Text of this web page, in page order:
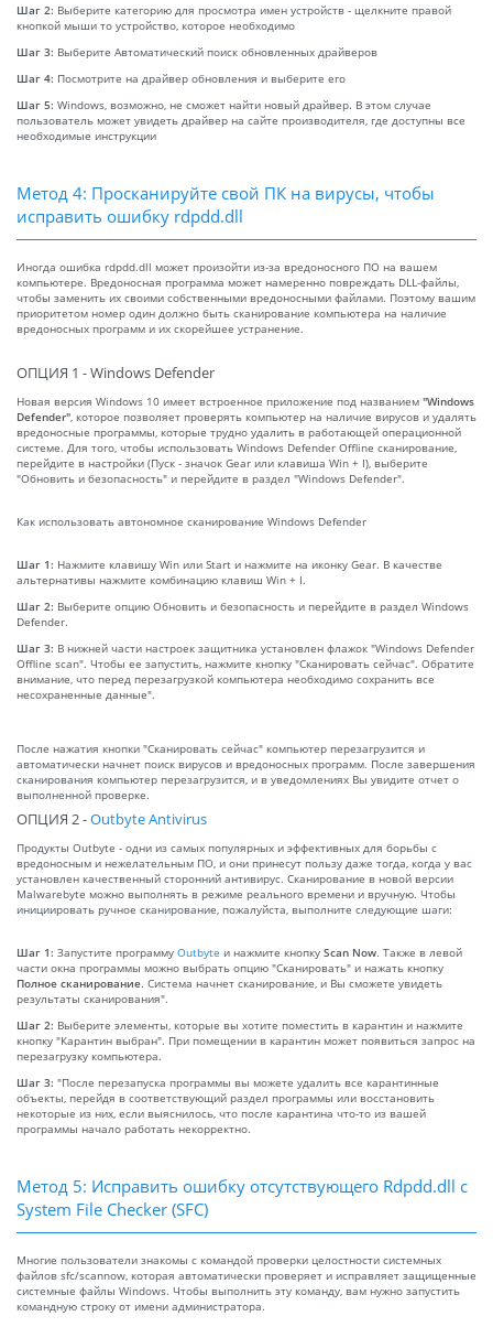
Шаг 2: Выберите категорию для просмотра имен устройств - щелкните правой
кнопкой мыши то устройство, которое необходимо
Шаг 3: Выберите Автоматический поиск обновленных драйверов
Шаг 4: Посмотрите на драйвер обновления и выберите его
Шаг 5: Windows, возможно, не сможет найти новый драйвер. В этом случае
пользователь может увидеть драйвер на сайте производителя, где доступны все
необходимые инструкции
Метод 4: Просканируйте свой ПК на вирусы, чтобы
исправить ошибку rdpdd.dll
Иногда ошибка rdpdd.dll может произойти из-за вредоносного ПО на вашем
компьютере. Вредоносная программа может намеренно повреждать DLL-файлы,
чтобы заменить их своими собственными вредоносными файлами. Поэтому вашим
приоритетом номер один должно быть сканирование компьютера на наличие
вредоносных программ и их скорейшее устранение.
ОПЦИЯ 1 - Windows Defender
Новая версия Windows 10 имеет встроенное приложение под названием "Windows
Defender" , которое позволяет проверять компьютер на наличие вирусов и удалять
вредоносные программы, которые трудно удалить в работающей операционной
системе. Для того, чтобы использовать Windows Defender Offline сканирование,
перейдите в настройки (Пуск - значок Gear или клавиша Win + I), выберите
"Обновить и безопасность" и перейдите в раздел "Windows Defender".
Как использовать автономное сканирование Windows Defender
Шаг 1: Нажмите клавишу Win или Start и нажмите на иконку Gear. В качестве
альтернативы нажмите комбинацию клавиш Win + I.
Шаг 2: Выберите опцию Обновить и безопасность и перейдите в раздел Windows
Defender.
Шаг 3: В нижней части настроек защитника установлен флажок "Windows Defender
Offline scan". Чтобы ее запустить, нажмите кнопку "Сканировать сейчас". Обратите
внимание, что перед перезагрузкой компьютера необходимо сохранить все
несохраненные данные".
После нажатия кнопки "Сканировать сейчас" компьютер перезагрузится и
автоматически начнет поиск вирусов и вредоносных программ. После завершения
сканирования компьютер перезагрузится, и в уведомлениях Вы увидите отчет о
выполненной проверке.
ОПЦИЯ 2 -Outbyte Antivirus
Продукты Outbyte - одни из самых популярных и эффективных для борьбы с
вредоносным и нежелательным ПО, и они принесут пользу даже тогда, когда у вас
установлен качественный сторонний антивирус. Сканирование в новой версии
Malwarebyte можно выполнять в режиме реального времени и вручную. Чтобы
инициировать ручное сканирование, пожалуйста, выполните следующие шаги:
Шаг 1: Запустите программу Outbyte и нажмите кнопку Scan Now. Также в левой
части окна программы можно выбрать опцию "Сканировать" и нажать кнопку
Полное сканирование. Система начнет сканирование, и Вы сможете увидеть
результаты сканирования".
Шаг 2: Выберите элементы, которые вы хотите поместить в карантин и нажмите
кнопку "Карантин выбран". При помещении в карантин может появиться запрос на
перезагрузку компьютера.
Шаг 3: "После перезапуска программы вы можете удалить все карантинные
объекты, перейдя в соответствующий раздел программы или восстановить
некоторые из них, если выяснилось, что после карантина что-то из вашей
программы начало работать некорректно.
Метод 5: Исправить ошибку отсутствующего Rdpdd.dll с
System File Checker (SFC)
Многие пользователи знакомы с командой проверки целостности системных
файлов sfc/scannow, которая автоматически проверяет и исправляет защищенные
системные файлы Windows. Чтобы выполнить эту команду, вам нужно запустить
командную строку от имени администратора.